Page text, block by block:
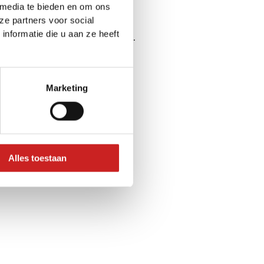
te bieden en om ons
partners voor social
die u aan ze heeft
Marketing
Alles toestaan
console for more information).